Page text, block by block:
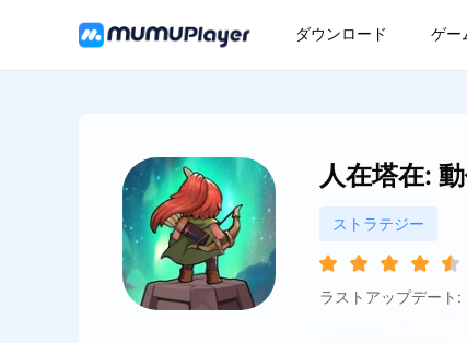
ダウンロード ゲー
人在塔在:
ストラテジー
ラストアップデー